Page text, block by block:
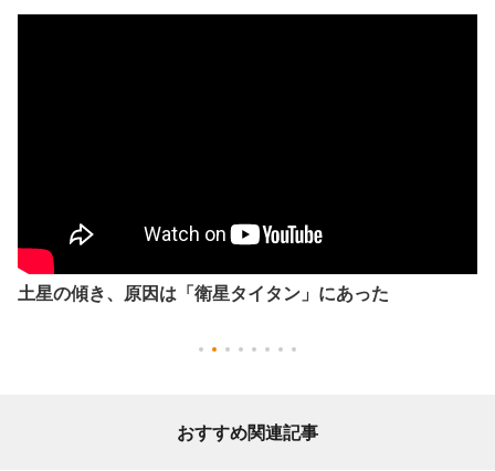
土星の傾き、原因は「衛星タイタン」にあった
おすすめ関連記事